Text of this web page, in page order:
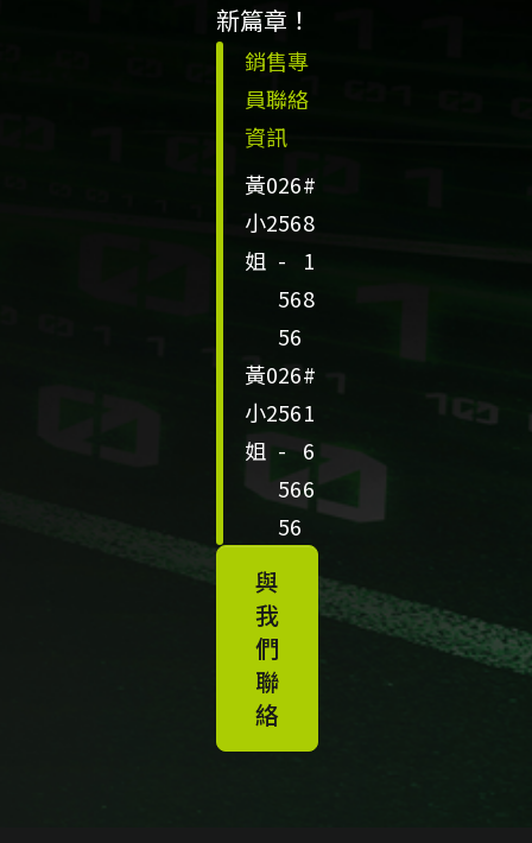
d
n
新篇章！
銷售專
員聯絡
資訊
黃
小
姐
0
2
26
56
-
56
56
#
8
1
8
黃
小
姐
0
2
26
56
-
56
56
#
1
6
6
與
我
們
聯
絡